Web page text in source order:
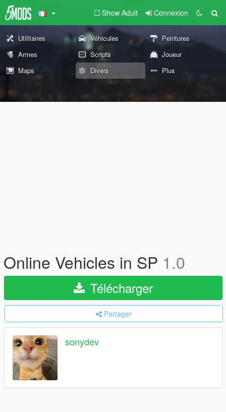
Show Adult Connexion
Utilitaires Véhicules
Peintures
Armes
Scripts
Joueur
Maps
Divers Plus
Online Vehicles in SP 1.0
Télécharger
Partager
sonydev